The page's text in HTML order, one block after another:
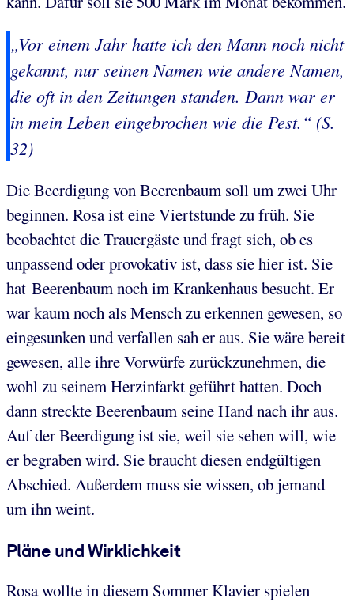
„Vor einem Jahr hatte ich den Mann noch nicht
gekannt, nur seinen Namen wie andere Namen,
die oft in den Zeitungen standen. Dann war er
in mein Leben eingebrochen wie die Pest.“ (S.
32)
Die Beerdigung von Beerenbaum soll um zwei Uhr
beginnen. Rosa ist eine Viertstunde zu früh. Sie
beobachtet die Trauergäste und fragt sich, ob es
unpassend oder provokativ ist, dass sie hier ist. Sie
hat Beerenbaum noch im Krankenhaus besucht. Er
war kaum noch als Mensch zu erkennen gewesen, so
eingesunken und verfallen sah er aus. Sie wäre bereit
gewesen, alle ihre Vorwürfe zurückzunehmen, die
wohl zu seinem Herzinfarkt geführt hatten. Doch
dann streckte Beerenbaum seine Hand nach ihr aus.
Auf der Beerdigung ist sie, weil sie sehen will, wie
er begraben wird. Sie braucht diesen endgültigen
Abschied. Außerdem muss sie wissen, ob jemand
um ihn weint.
Pläne und Wirklichkeit
Rosa wollte in diesem Sommer Klavier spielen